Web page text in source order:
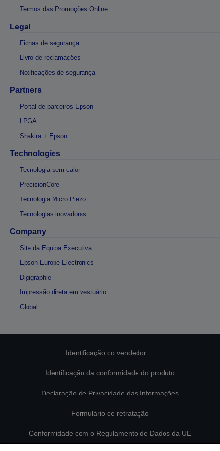
Termos das Promoções Online
Legal
Fichas de segurança
Livro de reclamações
Notificações de segurança
Partners
Portal de parceiros Epson
LPGA
Shakira + Epson
Technologies
Tecnologia sem calor
PrecisionCore
Tecnologia Micro Piezo
Tecnologias inovadoras
Company
Site da Equipa Executiva
Epson Europe Electronics
Digigraphie
Impressão direta em vestuário
Global
Identificação do vendedor
Identificação da conformidade do produto
Declaração de Privacidade das Informações
Formulário de retratação
Conformidade com o Regulamento de Dados da UE